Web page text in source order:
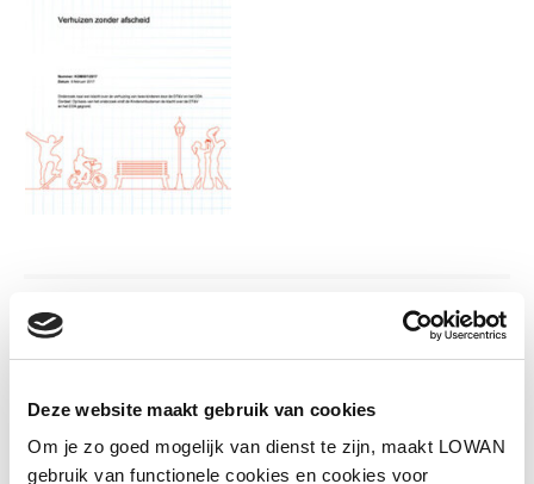
Deze website maakt gebruik van cookies
Om je zo goed mogelijk van dienst te zijn, maakt LOWAN
gebruik van functionele cookies en cookies voor
Informatie
Auteur(s): Onderwijsraad
Jaar van uitgave: 2017